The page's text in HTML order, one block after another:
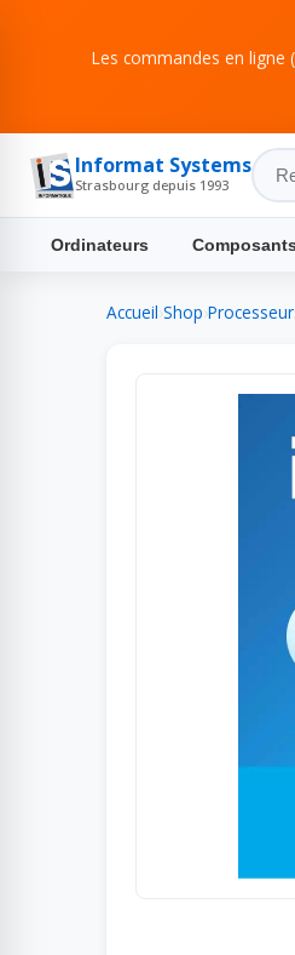
Les commandes en ligne
Informat Systems
Strasbourg depuis 1993
Ordinateurs Composants
Accueil Shop